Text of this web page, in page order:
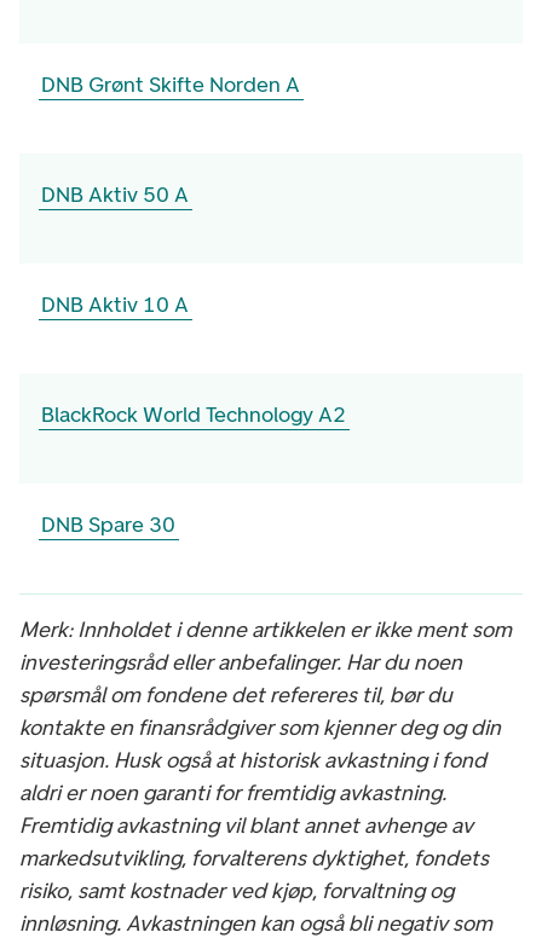
DNB Grønt Skifte Norden A
DNB Aktiv 50 A
DNB Aktiv 10 A
BlackRock World Technology A2
DNB Spare 30
Merk: Innholdet i denne artikkelen er ikke ment som
investeringsråd eller anbefalinger. Har du noen
spørsmål om fondene det refereres til, bør du
kontakte en finansrådgiver som kjenner deg og din
situasjon. Husk også at historisk avkastning i fond
aldri er noen garanti for fremtidig avkastning.
Fremtidig avkastning vil blant annet avhenge av
markedsutvikling, forvalterens dyktighet, fondets
risiko, samt kostnader ved kjøp, forvaltning og
innløsning. Avkastningen kan også bli negativ som